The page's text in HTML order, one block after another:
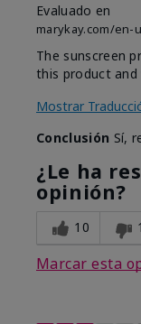
Evaluado en
marykay.com/en-
The sunscreen
this product
Mostrar
Conclusión Sí,
¿Le ha
opinión?
10 1
Marcar esta